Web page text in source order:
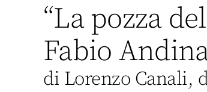
“La pozza
Fabio
di Lorenzo Canali,